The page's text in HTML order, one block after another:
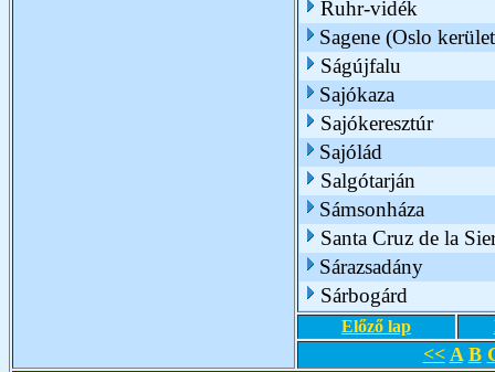
Ruhr-vidék
Sagene (Oslo
Ságújfalu
Sajókaza
Sajókeresztúr
Sajólád
Salgótarján
Sámsonháza
Santa Cruz de la
Sárazsadány
Sárbogárd
Előző lap
<< A B